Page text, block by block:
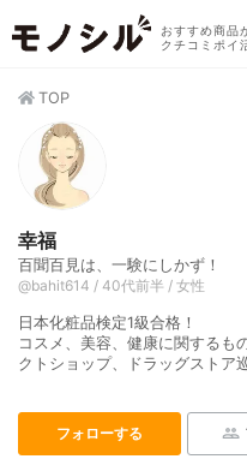
おすすめ商品
クチコミポイ
TOP
幸福
百聞百見は、一験にしかず！
@bahit614 / 40代前半 / 女性
日本化粧品検定1級合格！
コスメ、美容、健康に関するも
クトショップ、ドラッグストア
フォローする